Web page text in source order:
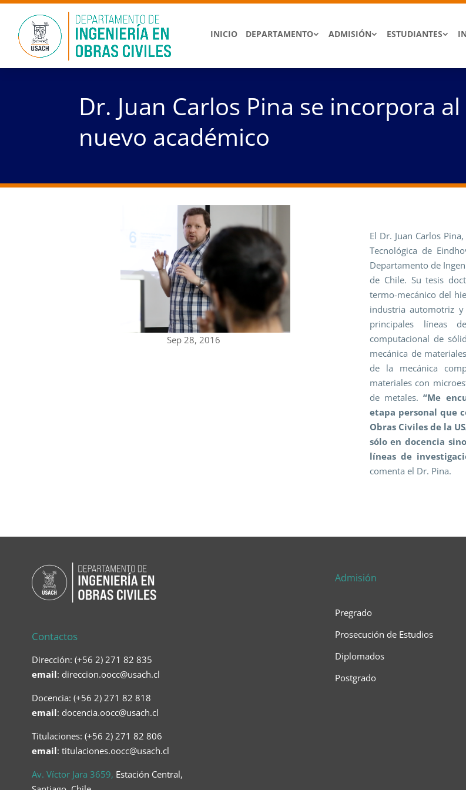
INICIO DEPARTAMENTO ADMISIÓN ESTUDIANTES
Dr. Juan Carlos Pina se incorpora
nuevo académico
Sep 28, 2016
El Dr. Juan Carlos
Tecnológica de
Departamento de
de Chile. Su tesis
termo-mecánico del
industria automotriz
principales líneas
computacional de
mecánica de
de la mecánica
materiales con
de metales.“Me
etapa personal que
Obras Civiles de la
sólo en docencia
líneas de
comenta el Dr. Pina.
Contactos
Dirección: (+56 2) 271 82 835
email: direccion.oocc@usach.cl
Docencia: (+56 2) 271 82 818
email: docencia.oocc@usach.cl
Titulaciones: (+56 2) 271 82 806
email: titulaciones.oocc@usach.cl
Av. Víctor Jara 3659, Estación Central,
Admisión
Pregrado
Prosecución de Estudios
Diplomados
Postgrado